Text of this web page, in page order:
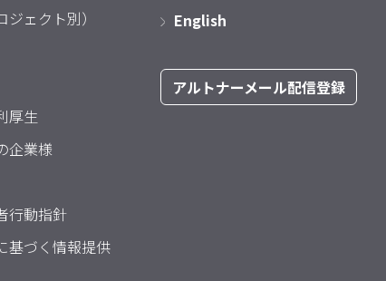
ェクト別）
厚生
企業様
行動指針
基づく情報提供
English
アルトナーメール配信登録